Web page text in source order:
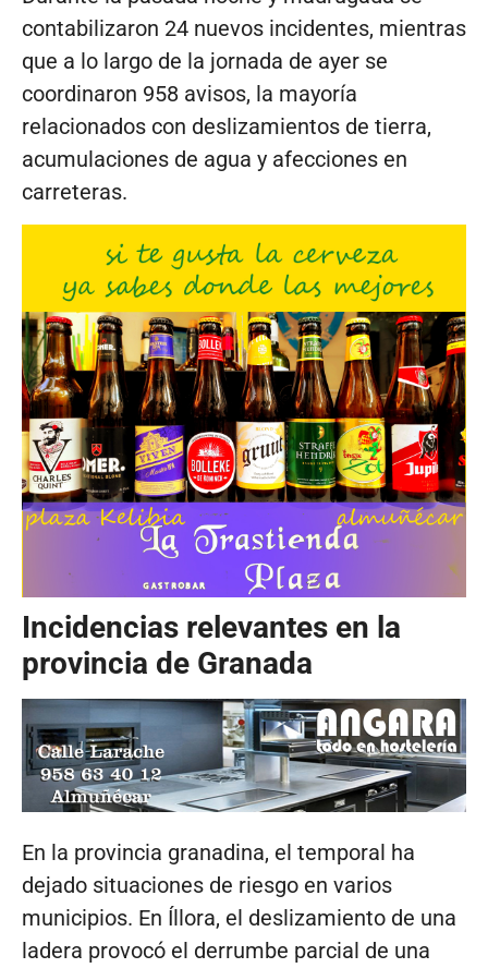
contabilizaron 24 nuevos incidentes, mientras
que a lo largo de la jornada de ayer se
coordinaron 958 avisos, la mayoría
relacionados con deslizamientos de tierra,
acumulaciones de agua y afecciones en
carreteras.
Incidencias relevantes en la
provincia de Granada
En la provincia granadina, el temporal ha
dejado situaciones de riesgo en varios
municipios. En Íllora, el deslizamiento de una
ladera provocó el derrumbe parcial de una